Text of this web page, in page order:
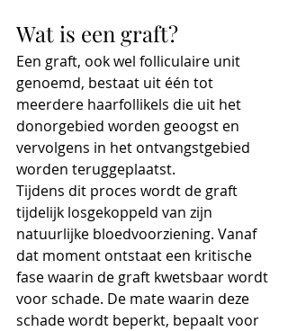
Wat is een graft?
Een graft, ook wel folliculaire unit
genoemd, bestaat uit één tot
meerdere haarfollikels die uit het
donorgebied worden geoogst en
vervolgens in het ontvangstgebied
worden teruggeplaatst.
Tijdens dit proces wordt de graft
tijdelijk losgekoppeld van zijn
natuurlijke bloedvoorziening. Vanaf
dat moment ontstaat een kritische
fase waarin de graft kwetsbaar wordt
voor schade. De mate waarin deze
schade wordt beperkt, bepaalt voor